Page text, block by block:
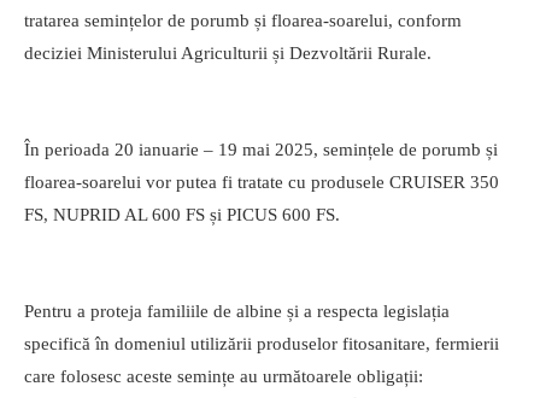
tratarea semințelor de porumb și floarea-soarelui, conform
deciziei Ministerului Agriculturii și Dezvoltării Rurale.
În perioada 20 ianuarie – 19 mai 2025, semințele de porumb și
floarea-soarelui vor putea fi tratate cu produsele CRUISER 350
FS, NUPRID AL 600 FS și PICUS 600 FS.
Pentru a proteja familiile de albine și a respecta legislația
specifică în domeniul utilizării produselor fitosanitare, fermierii
care folosesc aceste semințe au următoarele obligații: